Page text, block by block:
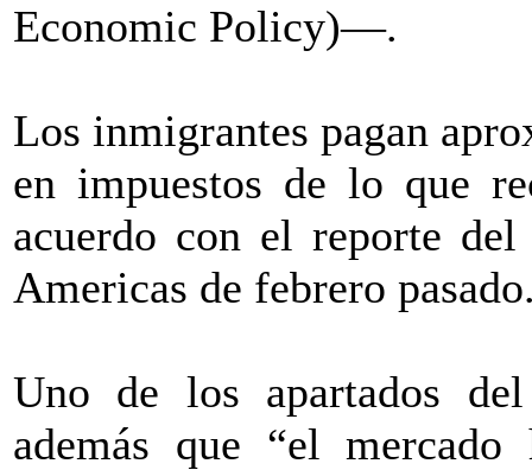
Economic Policy)—.
Los inmigrantes pagan
en impuestos de lo que
acuerdo con el reporte
Americas de febrero
Uno de los apartados
además que “el